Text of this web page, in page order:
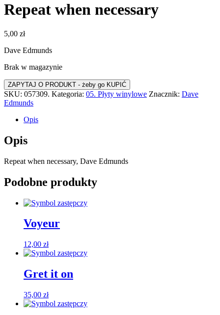
Repeat when necessary
5,00 zł
Dave Edmunds
Brak w magazynie
SKU: 057309. Kategoria: 05. Płyty winylowe Znacznik: Dave
Edmunds
Opis
Opis
Repeat when necessary, Dave Edmunds
Podobne produkty
Voyeur
12,00 zł
Gret it on
35,00 zł